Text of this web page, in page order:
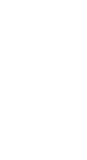
을 지원하는